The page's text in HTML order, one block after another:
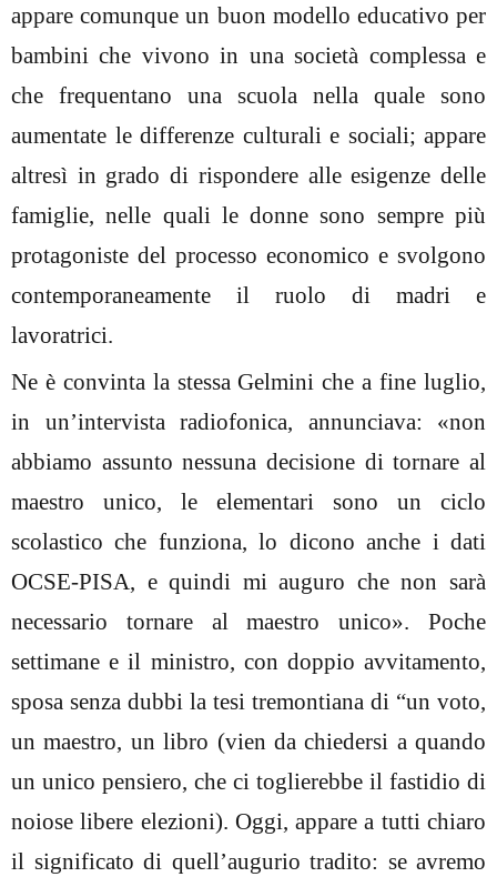
appare comunque un buon modello educativo per
bambini che vivono in una società complessa e
che frequentano una scuola nella quale sono
aumentate le differenze culturali e sociali; appare
altresì in grado di rispondere alle esigenze delle
famiglie, nelle quali le donne sono sempre più
protagoniste del processo economico e svolgono
contemporaneamente il ruolo di madri e
lavoratrici.
Ne è convinta la stessa Gelmini che a fine luglio,
in un’intervista radiofonica, annunciava: «non
abbiamo assunto nessuna decisione di tornare al
maestro unico, le elementari sono un ciclo
scolastico che funziona, lo dicono anche i dati
OCSE-PISA, e quindi mi auguro che non sarà
necessario tornare al maestro unico». Poche
settimane e il ministro, con doppio avvitamento,
sposa senza dubbi la tesi tremontiana di “un voto,
un maestro, un libro (vien da chiedersi a quando
un unico pensiero, che ci toglierebbe il fastidio di
noiose libere elezioni). Oggi, appare a tutti chiaro
il significato di quell’augurio tradito: se avremo